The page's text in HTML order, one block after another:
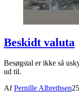
Beskidt valuta
Besøgstal er ikke så
ud til.
AfPernille Albrethsen